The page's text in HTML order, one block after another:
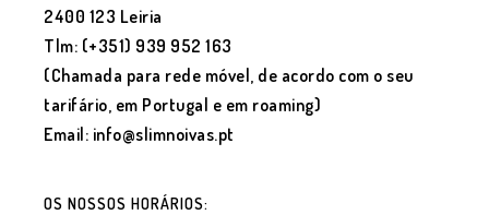
2400 123 Leiria
Tlm: (+351) 939 952 163
(Chamada para rede móvel, de acordo com o seu
tarifário, em Portugal e em roaming)
Email: info@slimnoivas.pt
OS NOSSOS HORÁRIOS: